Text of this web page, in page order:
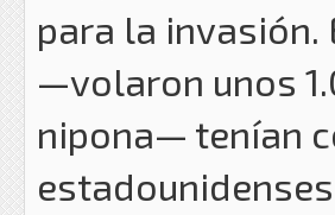
para la invasión.
—volaron unos
nipona— tenían
estadounidenses